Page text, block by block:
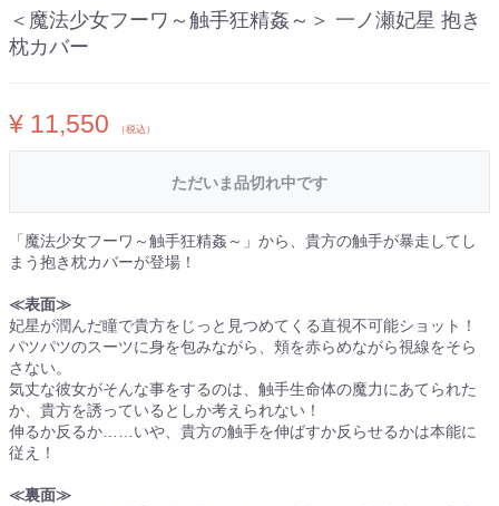
＜魔法少女フーワ～触手狂精姦～＞ 一ノ瀬妃星 抱き
枕カバー
¥ 11,550 （税込）
ただいま品切れ中です
「魔法少女フーワ～触手狂精姦～」から、貴方の触手が暴走してし
まう抱き枕カバーが登場！
≪表面≫
妃星が潤んだ瞳で貴方をじっと見つめてくる直視不可能ショット！
パツパツのスーツに身を包みながら、頬を赤らめながら視線をそら
さない。
気丈な彼女がそんな事をするのは、触手生命体の魔力にあてられた
か、貴方を誘っているとしか考えられない！
伸るか反るか……いや、貴方の触手を伸ばすか反らせるかは本能に
従え！
≪裏面≫